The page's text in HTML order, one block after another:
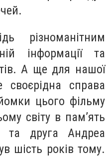
різноманітним
інформації та
А ще для нашої
своєрідна справа
цього фільму
світу в пам’ять
та друга Андреа
шість років тому.